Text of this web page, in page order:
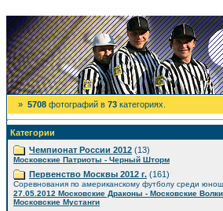
» 5708 фотографий в 73 категориях.
Категории
Чемпионат России 2012 (13)
Московские Патриоты - Черный Шторм
Первенство Москвы 2012 г. (161)
Соревнования по американскому футболу среди
27.05.2012 Московские Драконы - Московские Волки
Московские Мустанги